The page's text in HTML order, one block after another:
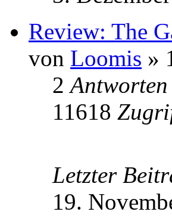
Review: The
von Loomis »
2Antworten
11618
Letzter
19.